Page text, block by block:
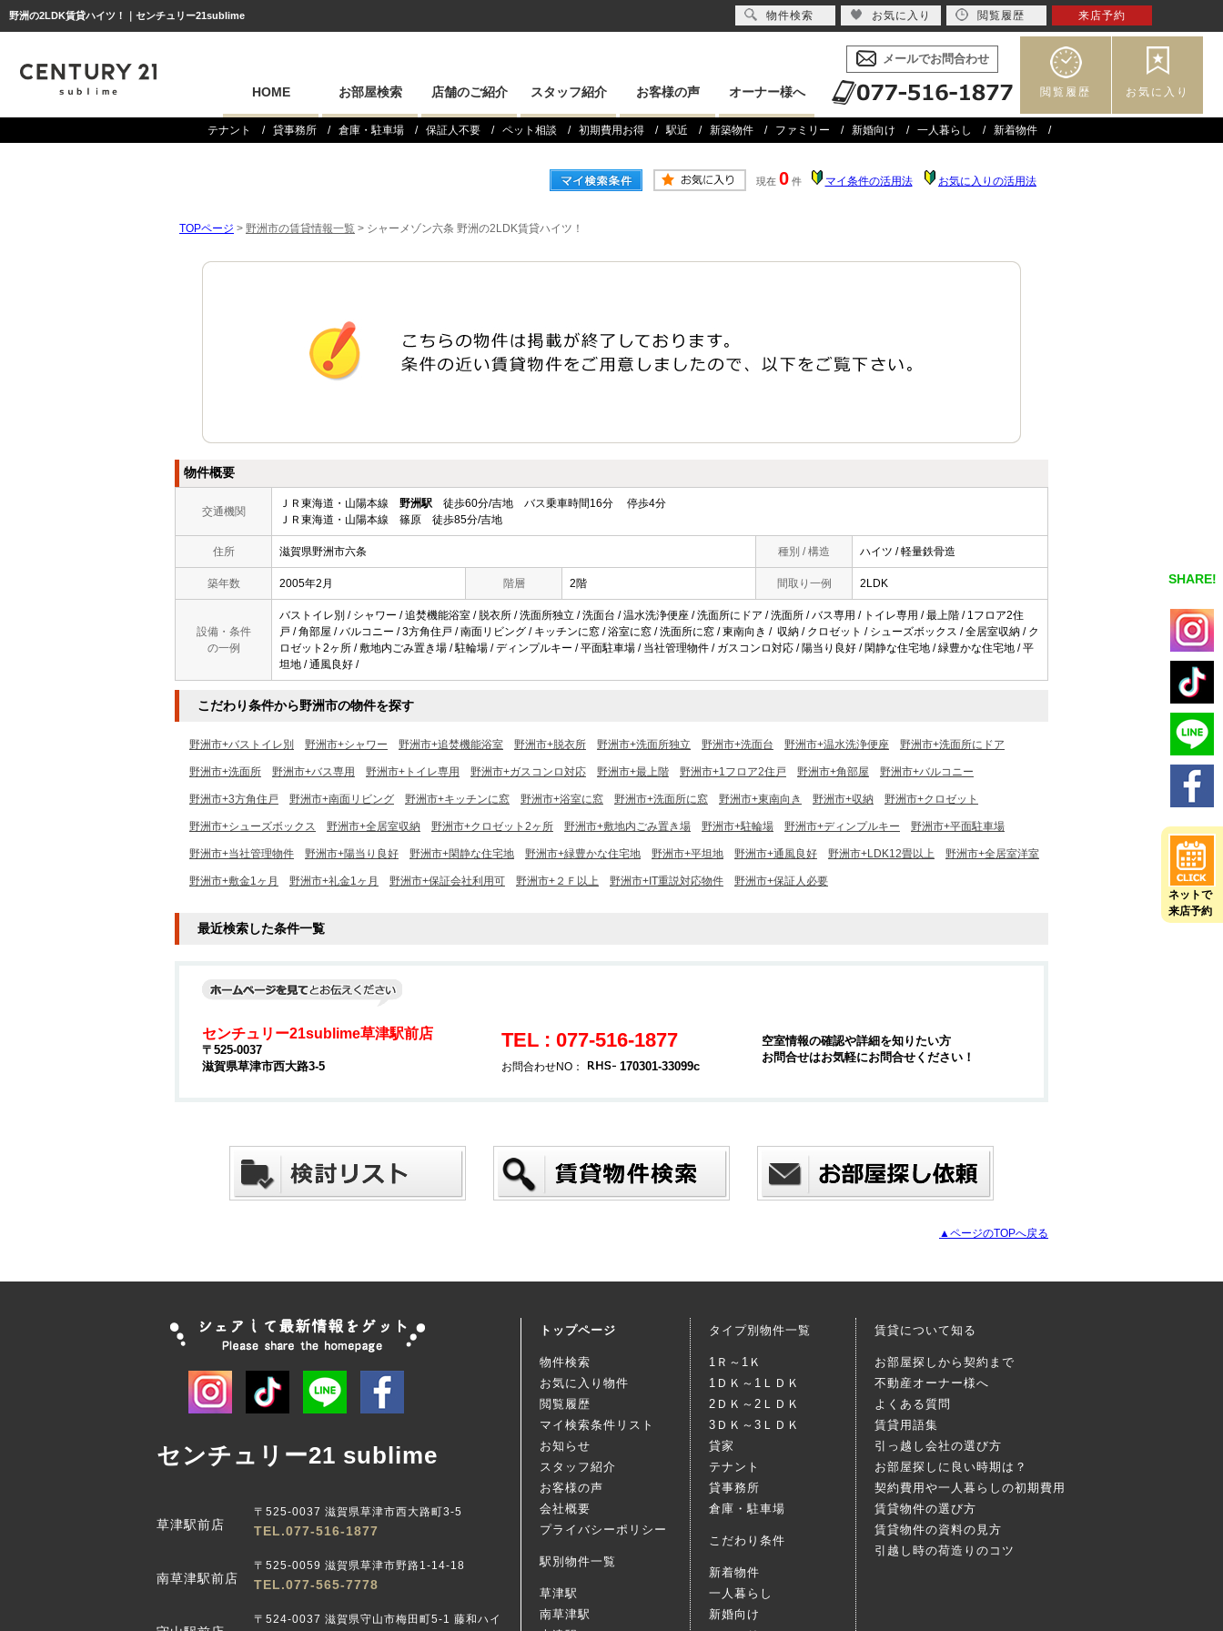
野洲の2LDK賃貸ハイツ！｜センチュリー21sublime
HOME お部屋検索 店舗のご紹介 スタッフ紹介 お客様の声 オーナー様へ
メールでお問合わせ
閲覧履歴 お気に入り
テナント 貸事務所 倉庫・駐車場 保証人不要 ペット相談 初期費用お得 駅近 新築物件 ファミリー 新婚向け 一人暮らし 新着物件
SHARE!
ネットで
来店予約
現在 0 件 マイ条件の活用法 お気に入りの活用法
TOPページ > 野洲市の賃貸情報一覧 > シャーメゾン六条 野洲の2LDK賃貸ハイツ！
物件概要
交通機関
ＪＲ東海道・山陽本線 野洲駅 徒歩60分/吉地 バス乗車時間16分 停歩4分
ＪＲ東海道・山陽本線 篠原 徒歩85分/吉地
住所 滋賀県野洲市六条 種別 / 構造 ハイツ / 軽量鉄骨造
築年数 2005年2月 階層 2階 間取り一例 2LDK
設備・条件
の一例
バストイレ別 / シャワー / 追焚機能浴室 / 脱衣所 / 洗面所独立 / 洗面台 / 温水洗浄便座 / 洗面所にドア / 洗面所 / バス専用 / トイレ専用 / 最上階 / 1フロア2住
戸 / 角部屋 / バルコニー / 3方角住戸 / 南面リビング / キッチンに窓 / 浴室に窓 / 洗面所に窓 / 東南向き / 収納 / クロゼット / シューズボックス / 全居室収納 / ク
ロゼット2ヶ所 / 敷地内ごみ置き場 / 駐輪場 / ディンプルキー / 平面駐車場 / 当社管理物件 / ガスコンロ対応 / 陽当り良好 / 閑静な住宅地 / 緑豊かな住宅地 / 平
坦地 / 通風良好 /
こだわり条件から野洲市の物件を探す
野洲市+バストイレ別 野洲市+シャワー 野洲市+追焚機能浴室 野洲市+脱衣所 野洲市+洗面所独立 野洲市+洗面台 野洲市+温水洗浄便座 野洲市+洗面所にドア
野洲市+洗面所 野洲市+バス専用 野洲市+トイレ専用 野洲市+ガスコンロ対応 野洲市+最上階 野洲市+1フロア2住戸 野洲市+角部屋 野洲市+バルコニー
野洲市+3方角住戸 野洲市+南面リビング 野洲市+キッチンに窓 野洲市+浴室に窓 野洲市+洗面所に窓 野洲市+東南向き 野洲市+収納 野洲市+クロゼット
野洲市+シューズボックス 野洲市+全居室収納 野洲市+クロゼット2ヶ所 野洲市+敷地内ごみ置き場 野洲市+駐輪場 野洲市+ディンプルキー 野洲市+平面駐車場
野洲市+当社管理物件 野洲市+陽当り良好 野洲市+閑静な住宅地 野洲市+緑豊かな住宅地 野洲市+平坦地 野洲市+通風良好 野洲市+LDK12畳以上 野洲市+全居室洋室
野洲市+敷金1ヶ月 野洲市+礼金1ヶ月 野洲市+保証会社利用可 野洲市+２Ｆ以上 野洲市+IT重説対応物件 野洲市+保証人必要
最近検索した条件一覧
センチュリー21sublime草津駅前店
〒525-0037
滋賀県草津市西大路3-5
TEL : 077-516-1877
お問合わせNO： 170301-33099c
空室情報の確認や詳細を知りたい方
お問合せはお気軽にお問合せください！
▲ページのTOPへ戻る
センチュリー21 sublime
草津駅前店
〒525-0037 滋賀県草津市西大路町3-5
TEL.077-516-1877
南草津駅前店
〒525-0059 滋賀県草津市野路1-14-18
TEL.077-565-7778
〒524-0037 滋賀県守山市梅田町5-1 藤和ハイ
トップページ
物件検索
お気に入り物件
閲覧履歴
マイ検索条件リスト
お知らせ
スタッフ紹介
お客様の声
会社概要
プライバシーポリシー
駅別物件一覧
草津駅
南草津駅
タイプ別物件一覧
1Ｒ～1Ｋ
1ＤＫ～1ＬＤＫ
2ＤＫ～2ＬＤＫ
3ＤＫ～3ＬＤＫ
貸家
テナント
貸事務所
倉庫・駐車場
こだわり条件
新着物件
一人暮らし
新婚向け
賃貸について知る
お部屋探しから契約まで
不動産オーナー様へ
よくある質問
賃貸用語集
引っ越し会社の選び方
お部屋探しに良い時期は？
契約費用や一人暮らしの初期費用
賃貸物件の選び方
賃貸物件の資料の見方
引越し時の荷造りのコツ
物件検索 お気に入り 閲覧履歴 来店予約